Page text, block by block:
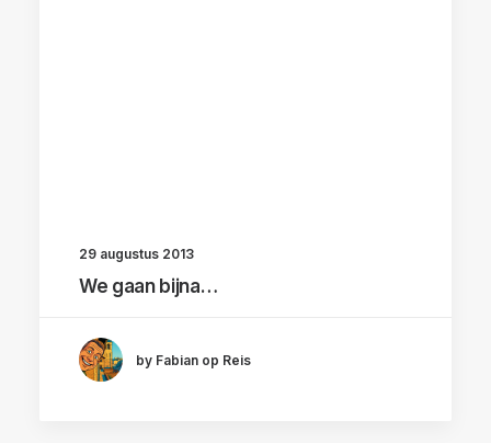
29 augustus 2013
We gaan bijna…
by Fabian op Reis